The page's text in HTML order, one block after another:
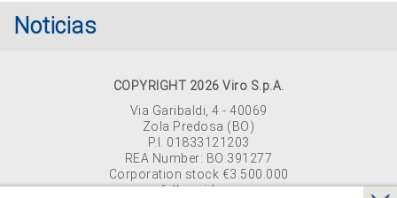
Noticias
COPYRIGHT 2026 Viro S.p.A.
Via Garibaldi, 4 - 40069
Zola Predosa (BO)
P.I. 01833121203
REA Number: BO 391277
Corporation stock €3.500.000
fully paid-up.